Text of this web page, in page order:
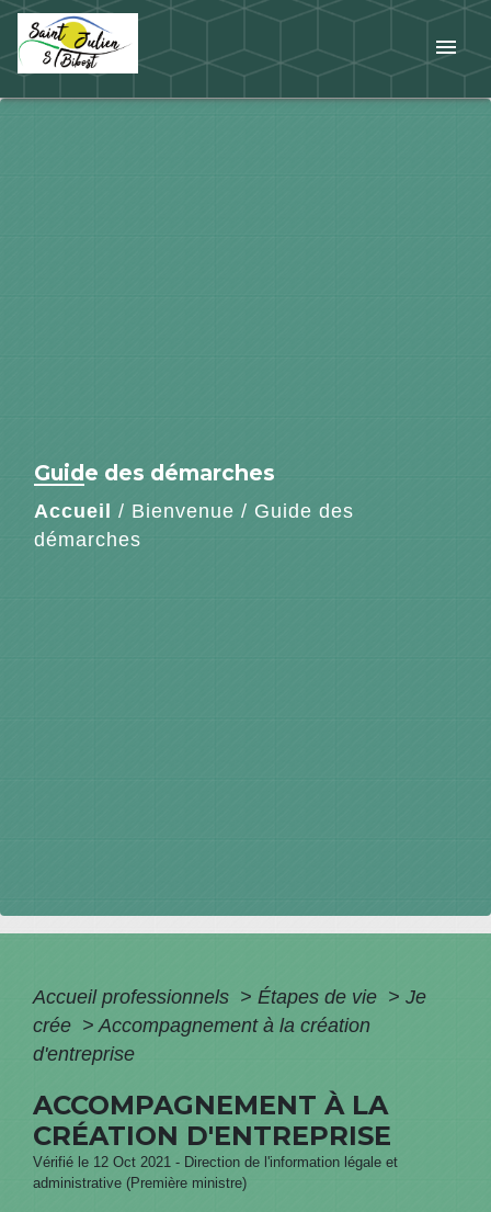
menu
Guide des démarches
Accueil / Bienvenue / Guide des
démarches
Accueil professionnels > Étapes de vie > Je
crée > Accompagnement à la création
d'entreprise
ACCOMPAGNEMENT À LA
CRÉATION D'ENTREPRISE
Vérifié le 12 Oct 2021 - Direction de l'information légale et
administrative (Première ministre)